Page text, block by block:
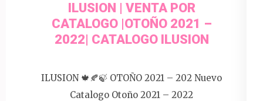
ILUSION | VENTA POR
CATALOGO |OTOÑO 2021 –
2022| CATALOGO ILUSION
ILUSION 🍁🍂🍃 OTOÑO 2021 – 202 Nuevo
Catalogo Otoño 2021 – 2022